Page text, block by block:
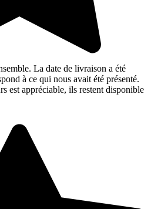
La date de livraison a été
à ce qui nous avait été présenté.
est appréciable, ils restent disponible